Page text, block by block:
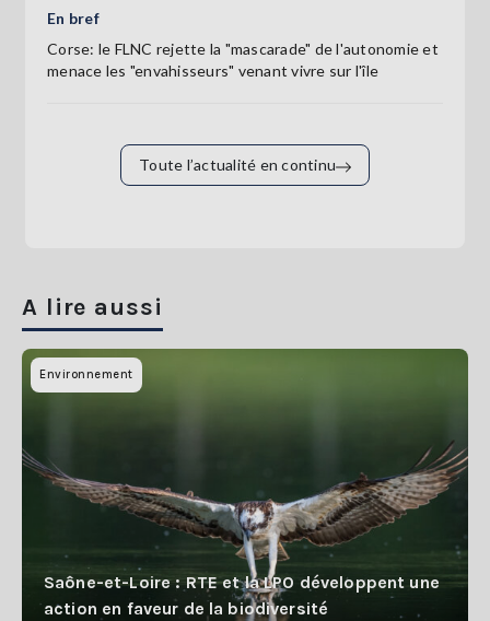
En bref
Corse: le FLNC rejette la "mascarade" de l'autonomie et
menace les "envahisseurs" venant vivre sur l'île
Toute l’actualité en continu
A lire aussi
Environnement
Saône-et-Loire : RTE et la LPO développent une
action en faveur de la biodiversité